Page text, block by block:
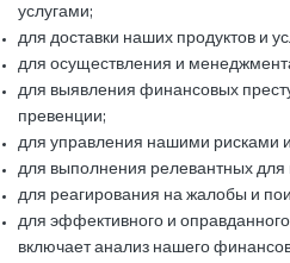
услугами;
для доставки наших продуктов и
для осуществления и
для выявления финансовых
превенции;
для управления нашими рисками
для выполнения релевантных для
для реагирования на жалобы и
для эффективного и
включает анализ нашего